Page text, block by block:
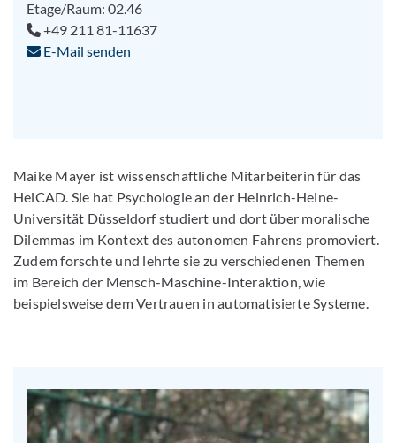
Etage/Raum: 02.46
+49 211 81-11637
E-Mail senden
Maike Mayer ist wissenschaftliche Mitarbeiterin für das
HeiCAD. Sie hat Psychologie an der Heinrich-Heine-
Universität Düsseldorf studiert und dort über moralische
Dilemmas im Kontext des autonomen Fahrens promoviert.
Zudem forschte und lehrte sie zu verschiedenen Themen
im Bereich der Mensch-Maschine-Interaktion, wie
beispielsweise dem Vertrauen in automatisierte Systeme.